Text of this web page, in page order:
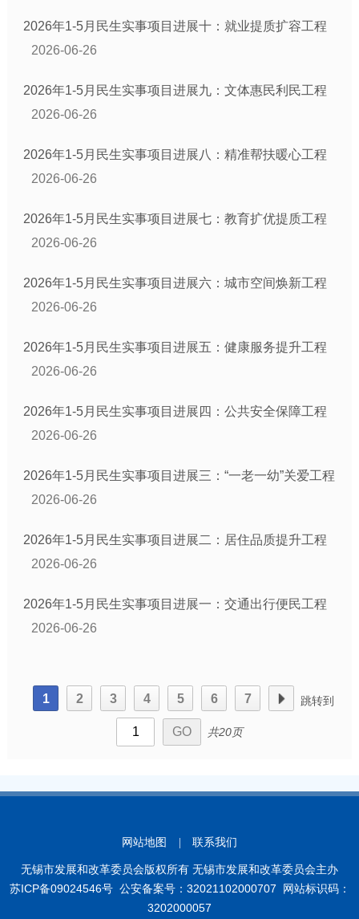
2026年1-5月民生实事项目进展十：就业提质扩容工程
2026-06-26
2026年1-5月民生实事项目进展九：文体惠民利民工程
2026-06-26
2026年1-5月民生实事项目进展八：精准帮扶暖心工程
2026-06-26
2026年1-5月民生实事项目进展七：教育扩优提质工程
2026-06-26
2026年1-5月民生实事项目进展六：城市空间焕新工程
2026-06-26
2026年1-5月民生实事项目进展五：健康服务提升工程
2026-06-26
2026年1-5月民生实事项目进展四：公共安全保障工程
2026-06-26
2026年1-5月民生实事项目进展三：“一老一幼”关爱工程
2026-06-26
2026年1-5月民生实事项目进展二：居住品质提升工程
2026-06-26
2026年1-5月民生实事项目进展一：交通出行便民工程
2026-06-26
1 2 3 4 5 6 7 跳转到
共20页
网站地图 联系我们
无锡市发展和改革委员会版权所有 无锡市发展和改革委员会主办
苏ICP备09024546号 公安备案号：32021102000707 网站标识码：
3202000057